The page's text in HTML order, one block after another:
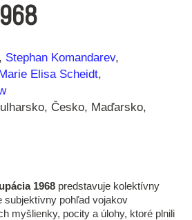
Stephan Komandarev
Elisa Scheidt
Česko Maďarsko
1968 predstavuje kolektívny
subjektívny pohľad vojakov
myšlienky, pocity a úlohy, ktoré plnili